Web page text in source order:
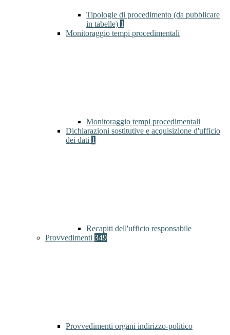
Tipologie di procedimento (da pubblicare
in tabelle) 1
Monitoraggio tempi procedimentali
Monitoraggio tempi procedimentali
Dichiarazioni sostitutive e acquisizione d'ufficio
dei dati 1
Recapiti dell'ufficio responsabile
Provvedimenti 349
Provvedimenti organi indirizzo-politico